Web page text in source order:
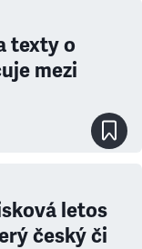
texty o
mezi
letos
český či